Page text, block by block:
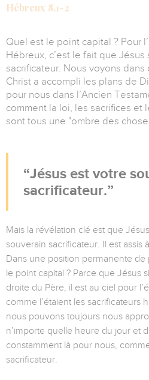
Hébreux 8.1-2
Quel est le point capital ? Pour
Hébreux, c’est le fait que
sacrificateur. Nous voyons
Christ a accompli les plans de
pour nous dans l’Ancien
comment la loi, les sacrifices et
sont tous une "ombre des
Jésus est votre
sacrificateur.
Mais la révélation clé est que
souverain sacrificateur. Il est assis
Dans une position permanente
le point capital ? Parce que Jésus
droite du Père, il est au ciel pour
comme l’étaient les sacrificateurs
nous pouvons toujours nous
n’importe quelle heure du jour et
constamment là pour nous,
sacrificateur.